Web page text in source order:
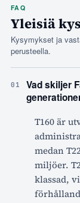
FAQ
Yleisiä
Kysymykset ja
perusteella.
01
Vad skiljer
T160 är
medan
miljöer.
klassad,